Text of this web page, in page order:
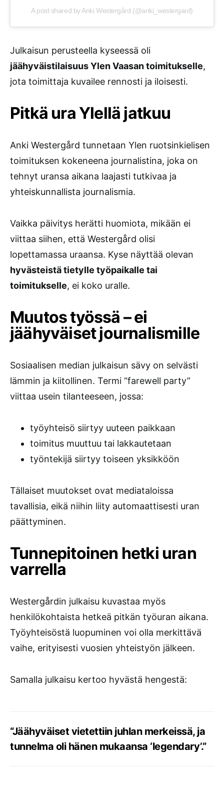
A post shared by Anki Westergård (@anki_westergard)
Julkaisun perusteella kyseessä oli
jäähyväistilaisuus Ylen Vaasan toimitukselle,
jota toimittaja kuvailee rennosti ja iloisesti.
Pitkä ura Ylellä jatkuu
Anki Westergård tunnetaan Ylen ruotsinkielisen
toimituksen kokeneena journalistina, joka on
tehnyt uransa aikana laajasti tutkivaa ja
yhteiskunnallista journalismia.
Vaikka päivitys herätti huomiota, mikään ei
viittaa siihen, että Westergård olisi
lopettamassa uraansa. Kyse näyttää olevan
hyvästeistä tietylle työpaikalle tai
toimitukselle, ei koko uralle.
Muutos työssä – ei
jäähyväiset journalismille
Sosiaalisen median julkaisun sävy on selvästi
lämmin ja kiitollinen. Termi “farewell party”
viittaa usein tilanteeseen, jossa:
työyhteisö siirtyy uuteen paikkaan
toimitus muuttuu tai lakkautetaan
työntekijä siirtyy toiseen yksikköön
Tällaiset muutokset ovat mediataloissa
tavallisia, eikä niihin liity automaattisesti uran
päättyminen.
Tunnepitoinen hetki uran
varrella
Westergårdin julkaisu kuvastaa myös
henkilökohtaista hetkeä pitkän työuran aikana.
Työyhteisöstä luopuminen voi olla merkittävä
vaihe, erityisesti vuosien yhteistyön jälkeen.
Samalla julkaisu kertoo hyvästä hengestä:
“Jäähyväiset vietettiin juhlan merkeissä, ja
tunnelma oli hänen mukaansa ‘legendary’.”